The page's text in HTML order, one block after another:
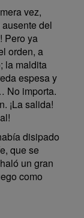
vez,
del
Pero ya
orden, a
la maldita
espesa y
No importa.
¡La salida!
disipado
que se
un gran
como